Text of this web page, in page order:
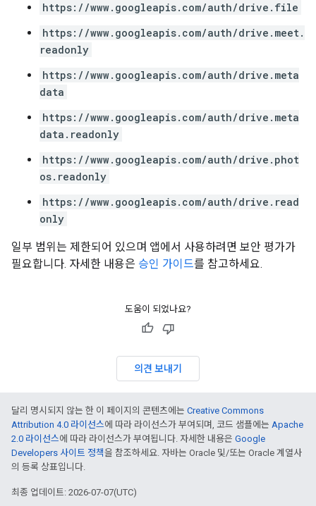
https://www.googleapis.com/auth/drive.file
https://www.googleapis.com/auth/drive.meet.
readonly
https://www.googleapis.com/auth/drive.meta
data
https://www.googleapis.com/auth/drive.meta
data.readonly
https://www.googleapis.com/auth/drive.phot
os.readonly
https://www.googleapis.com/auth/drive.read
only
일부 범위는 제한되어 있으며 앱에서 사용하려면 보안 평가가
필요합니다. 자세한 내용은 승인 가이드를 참고하세요.
도움이 되었나요?
의견 보내기
달리 명시되지 않는 한 이 페이지의 콘텐츠에는 Creative Commons
Attribution 4.0 라이선스에 따라 라이선스가 부여되며, 코드 샘플에는 Apache
2.0 라이선스에 따라 라이선스가 부여됩니다. 자세한 내용은 Google
Developers 사이트 정책을 참조하세요. 자바는 Oracle 및/또는 Oracle 계열사
의 등록 상표입니다.
최종 업데이트: 2026-07-07(UTC)